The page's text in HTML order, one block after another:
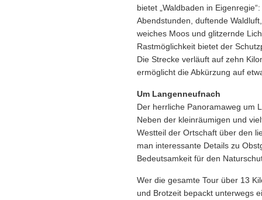
bietet „Waldbaden in
Abendstunden, duftende
weiches Moos und glitzernde
Rastmöglichkeit bietet der
Die Strecke verläuft auf zehn
ermöglicht die Abkürzung auf
Um Langenneufnach
Der herrliche Panoramaweg um
Neben der kleinräumigen und
Westteil der Ortschaft über den
man interessante Details zu
Bedeutsamkeit für den
Wer die gesamte Tour über 13
und Brotzeit bepackt unterwegs